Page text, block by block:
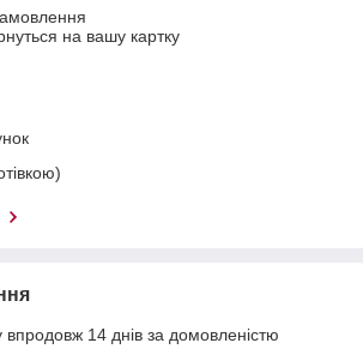
на вашу картку
14 днів за домовленістю